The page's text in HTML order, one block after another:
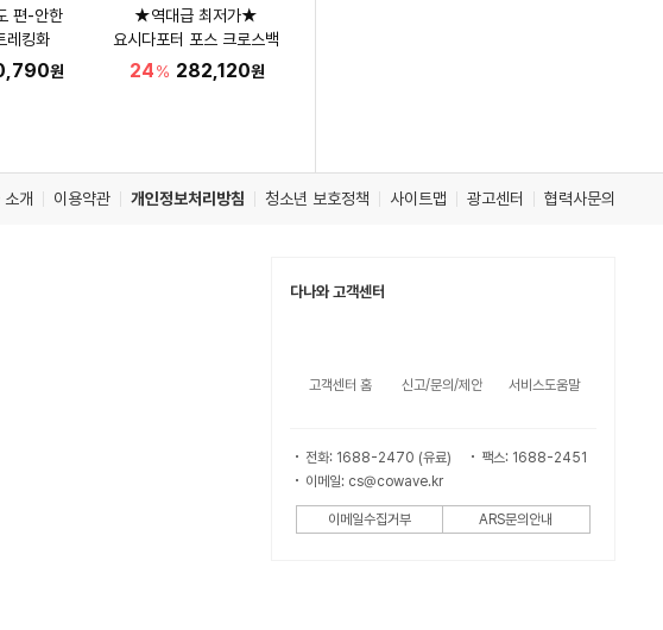
편-안한
레킹화
원
★역대급 최저가★
요시다포터 포스 크로스백
24% 282,120원
소개 이용약관 개인정보처리방침 청소년 보호정책 사이트맵 광고센터 협력사문의
다나와 고객센터
고객센터 홈 신고/문의/제안 서비스도움말
전화: 1688-2470 (유료)
팩스: 1688-2451
이메일: cs@cowave.kr
이메일수집거부 ARS문의안내